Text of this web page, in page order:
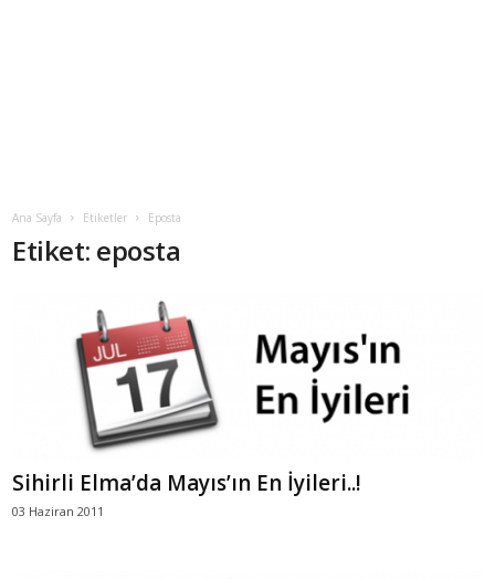
Ana Sayfa Etiketler Eposta
Etiket: eposta
Sihirli Elma’da Mayıs’ın En İyileri..!
03 Haziran 2011